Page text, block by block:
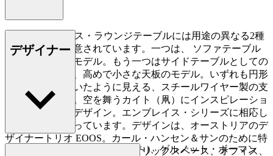
E021エンブレイス・ラウンジテーブルには用途の異なる2種
類のモデルが用意されています。一つは、 ソファテーブル
に適した低めのモデル。もう一つはサイドテーブルとしての
使用を考慮した、高めで小さな天板のモデル。いずれも円形
の木製天板が浮いたように見える、スチールワイヤー製の支
柱が印象的です。空を舞うカイト（凧）にインスピレーショ
ンを得た軽快なデザイン。エンブレイス・シリーズに相応し
いテーブルとなっています。デザインは、オーストリアのデ
ザイナートリオ EOOS。カール・ハンセン＆サンのために特
別にデザインされました。パブリックスペース、オフィス、
デザイナー
マーティン・ベルグマン (1963～)、ゲルノット・ボーマン